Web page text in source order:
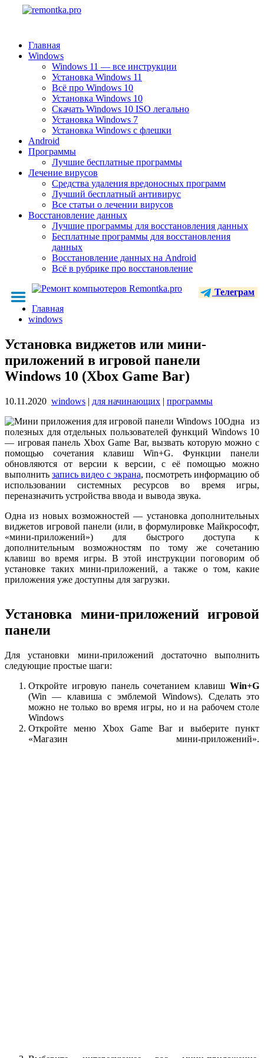
Главная
Windows
Windows 11 — все инструкции
Установка Windows 11
Всё про Windows 10
Установка Windows 10
Скачать Windows 10 ISO легально
Установка Windows 7
Установка Windows с флешки
Android
Программы
Лучшие бесплатные программы
Лечение вирусов
Средства удаления вредоносных программ
Лучший бесплатный антивирус
Все статьи о лечении вирусов
Восстановление данных
Лучшие программы для восстановления данных
Бесплатные программы для восстановления
данных
Восстановление данных на Android
Всё в рубрике про восстановление
Телеграм
Главная
windows
Установка виджетов или мини-
приложений в игровой панели
Windows 10 (Xbox Game Bar)
10.11.2020 windows | для начинающих | программы
Одна из
полезных для отдельных пользователей функций Windows 10
— игровая панель Xbox Game Bar, вызвать которую можно с
помощью сочетания клавиш Win+G. Функции панели
обновляются от версии к версии, с её помощью можно
выполнитьзапись видео с экрана, посмотреть информацию об
использовании системных ресурсов во время игры,
переназначить устройства ввода и вывода звука.
Одна из новых возможностей — установка дополнительных
виджетов игровой панели (или, в формулировке Майкрософт,
«мини-приложений») для быстрого доступа к
дополнительным возможностям по тому же сочетанию
клавиш во время игры. В этой инструкции поговорим об
установке таких мини-приложений, а также о том, какие
приложения уже доступны для загрузки.
Установка мини-приложений игровой
панели
Для установки мини-приложений достаточно выполнить
следующие простые шаги:
Откройте игровую панель сочетанием клавиш Win+G
(Win — клавиша с эмблемой Windows). Сделать это
можно не только во время игры, но и на рабочем столе
Windows
Откройте меню Xbox Game Bar и выберите пункт
«Магазин мини-приложений».